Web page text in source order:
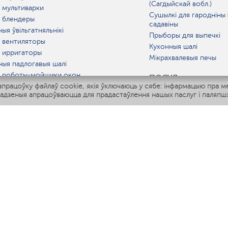
файлаў cookie, якія ўключаюць у сябе: інфармацыю пра
апрацоўваюцца для прадастаўлення нашых паслуг і
ўвільгатняльнікі
падлогавыя шалі
роботы-мойщики окон
мультиварки
IQ Home
(Сагдыйскай вобл.)
Сушылкі для гародніны
садавіны
Прыборы для выпечкі
Кухонныя шалі
Мікрахвалевыя печы
ПОСУД